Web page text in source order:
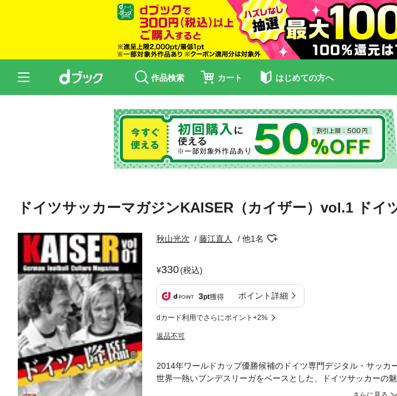
作品検索 カート はじめての方へ
ドイツサッカーマガジンKAISER（カイザー）vol.1 ドイ
秋山光次 藤江直人 他1名
330(税込)
3pt獲得 ポイント詳細
dカード利用でさらにポイント+2%
返品不可
2014年ワールドカップ優勝候補のドイツ専門デジタル・サッカ
世界一熱いブンデスリーガをベースとした、ドイツサッカーの
イツ、降臨。日本代表はドイツで強くなる。」日本代表が世界